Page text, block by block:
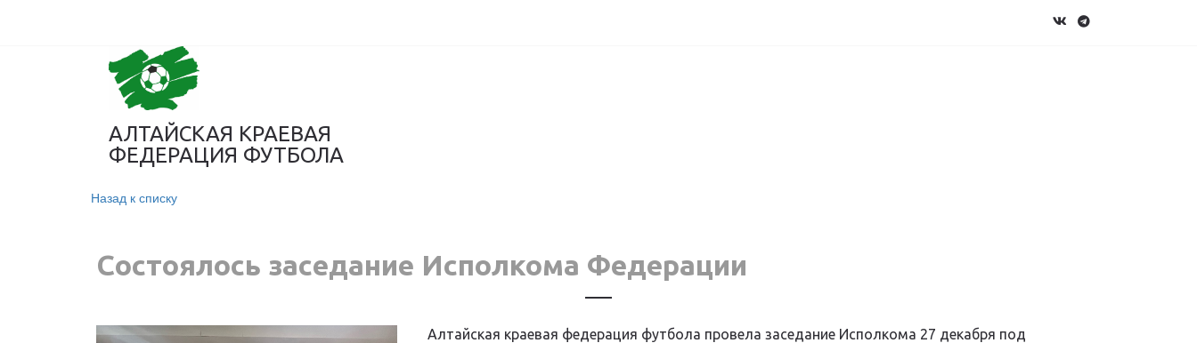
АЛТАЙСКАЯ КРАЕВАЯ
ФЕДЕРАЦИЯ ФУТБОЛА
Назад к списку
Состоялось заседание Исполкома Федерации
Алтайская краевая федерация футбола провела заседание Исполкома 27 декабря под